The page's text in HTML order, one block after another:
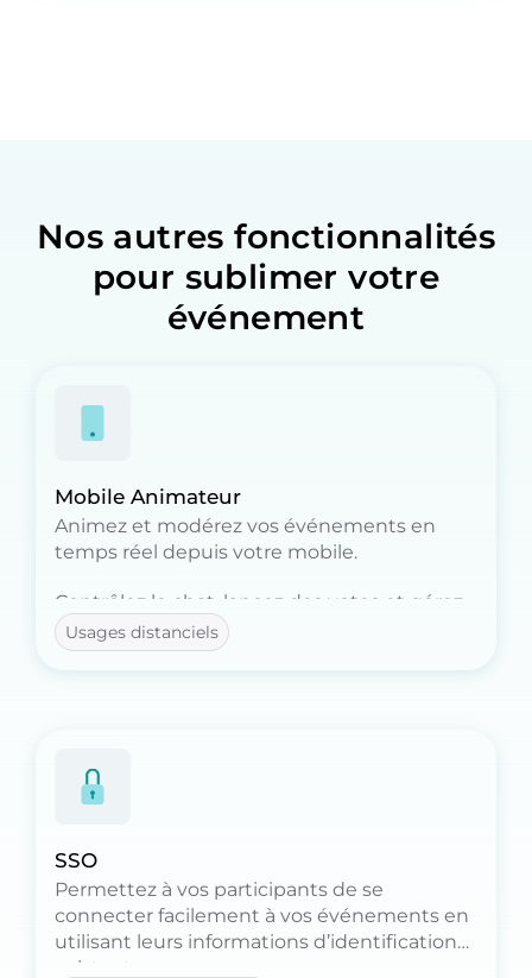
Nos autres fonctionnalités
pour sublimer votre
événement
Mobile Animateur
Animez et modérez vos événements en
temps réel depuis votre mobile.
Contrôlez le chat, lancez des votes et gérez
les participants, tout ça à distance.
Usages distanciels
SSO
Permettez à vos participants de se
connecter facilement à vos événements en
utilisant leurs informations d’identification
existantes.